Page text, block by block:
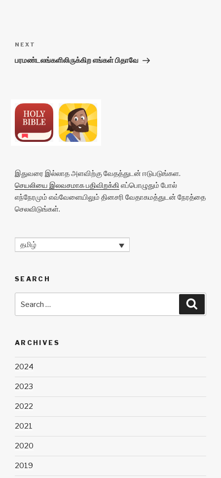
navigation
Next
Post
NEXT
பரமண்டலங்களிலிருக்கிற எங்கள் பிதாவே
இதுவரை இல்லாத அளவிற்கு வேதத்துடன் ஈடுபடுங்கள.
செயலியை இலவசமாக பதிவிறக்கி எப்பொழுதும் போல்
எந்நேரமும் எவ்வேளையிலும் தினசரி வேதாகமத்துடன் நேரத்தை
செலவிடுங்கள்.
தமிழ்
SEARCH
ARCHIVES
2024
2023
2022
2021
2020
2019